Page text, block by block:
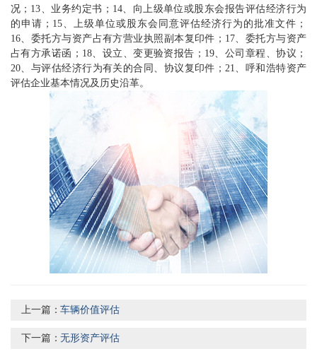
况；13、业务约定书；14、向上级单位或股东会报告评估经济行为
的申请；15、上级单位或股东会同意评估经济行为的批准文件；
16、委托方与资产占有方营业执照副本复印件；17、委托方与资产
占有方承诺函；18、设立、变更验资报告；19、公司章程、协议；
20、与评估经济行为有关的合同、协议复印件；21、呼和浩特资产
评估企业基本情况及历史沿革。
上一篇：车辆价值评估
下一篇：无形资产评估